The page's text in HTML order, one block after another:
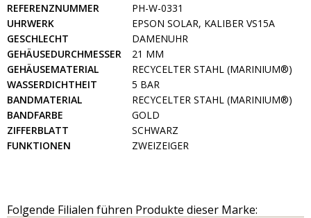
REFERENZNUMMER
PH-W-0331
UHRWERK
EPSON SOLAR, KALIBER VS15A
GESCHLECHT
DAMENUHR
GEHÄUSEDURCHMESSER
21 MM
GEHÄUSEMATERIAL
RECYCELTER STAHL (MARINIUM®)
WASSERDICHTHEIT
5 BAR
BANDMATERIAL
RECYCELTER STAHL (MARINIUM®)
BANDFARBE
GOLD
ZIFFERBLATT
SCHWARZ
FUNKTIONEN
ZWEIZEIGER
Folgende Filialen führen Produkte dieser Marke: